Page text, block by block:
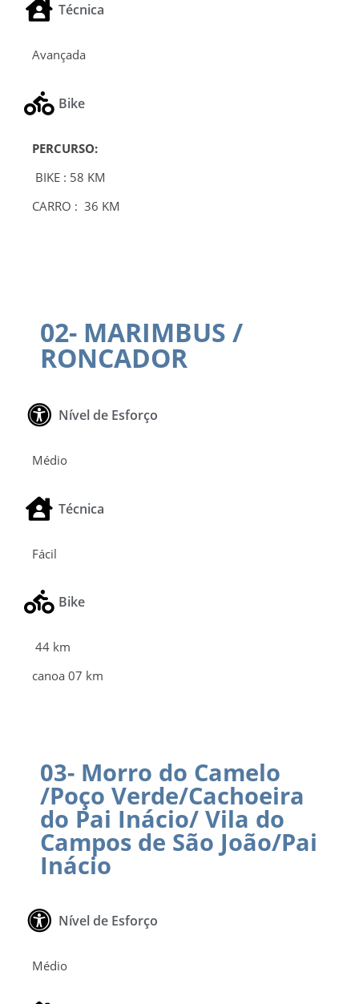
Técnica
Avançada
Bike
PERCURSO:
BIKE : 58 KM
CARRO : 36 KM
02- MARIMBUS /
RONCADOR
Nível de Esforço
Médio
Técnica
Fácil
Bike
44 km
canoa 07 km
03- Morro do Camelo
/Poço Verde/Cachoeira
do Pai Inácio/ Vila do
Campos de São João/Pai
Inácio
Nível de Esforço
Médio